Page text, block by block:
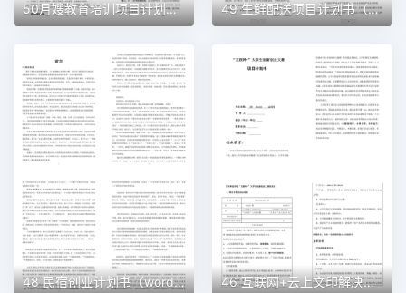
50月嫂教育培训项目计划书（word＋ppt配套）创业计划书word模板 49 生鲜配送项目计划书（word＋ppt配套）创业计划书word模板
48 民宿创业计划书（word＋ppt配套）创业计划书word模板 46 互联网+云上文印解决方案创业计划书（word＋ppt配套）创业计划书word模板